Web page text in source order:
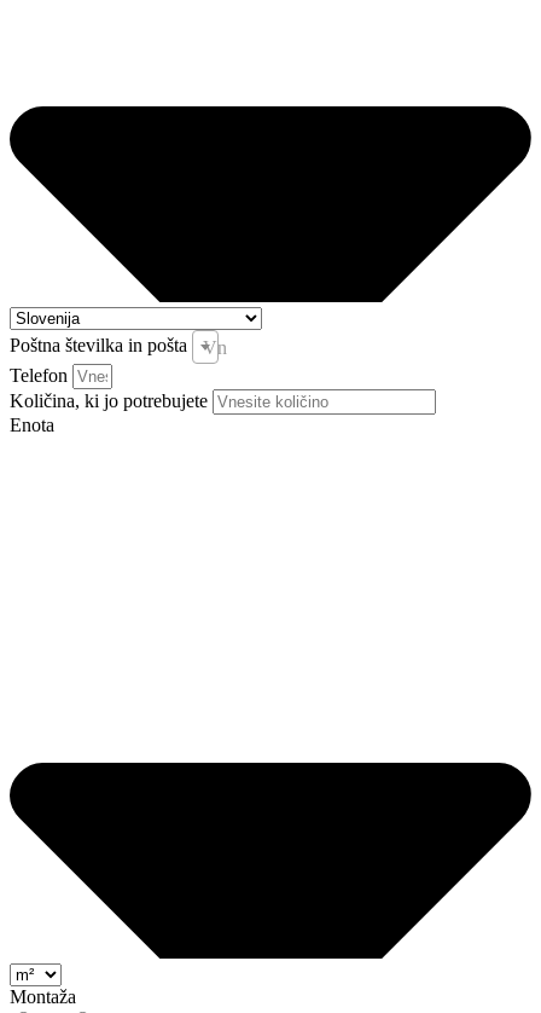
Poštna številka in pošta
Vnesite pošto in kraj *
Telefon
Količina, ki jo potrebujete
Enota
Montaža